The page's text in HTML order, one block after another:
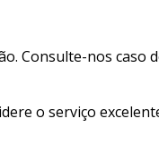
Consulte-nos caso
o serviço